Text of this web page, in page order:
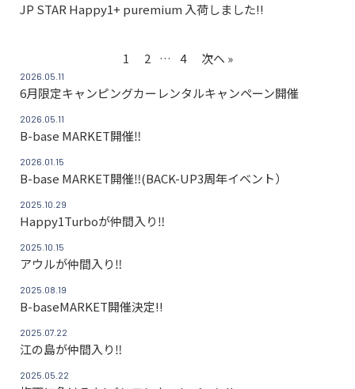
JP STAR Happy1+ puremium 入荷しました!!
1 2 … 4 次へ »
2026.05.11
6月限定キャンピングカーレンタルキャンペーン開催
2026.05.11
B-base MARKET開催‼
2026.01.15
B-base MARKET開催‼(BACK-UP3周年イベント）
2025.10.29
Happy1Turboが仲間入り‼
2025.10.15
アウルが仲間入り‼
2025.08.19
B-baseMARKET開催決定!!
2025.07.22
江の島が仲間入り‼
2025.05.22